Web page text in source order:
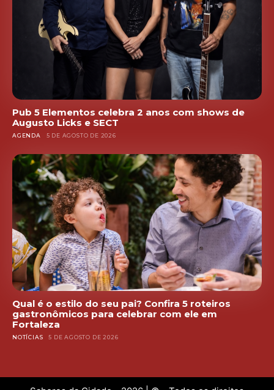
Pub 5 Elementos celebra 2 anos com shows de
Augusto Licks e SECT
AGENDA 5 DE AGOSTO DE 2026
Qual é o estilo do seu pai? Confira 5 roteiros
gastronômicos para celebrar com ele em
Fortaleza
NOTÍCIAS 5 DE AGOSTO DE 2026